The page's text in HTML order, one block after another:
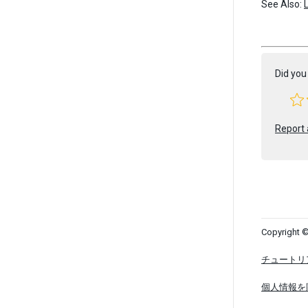
See Also:
Did
Report
Copyright
チュートリ
個人情報